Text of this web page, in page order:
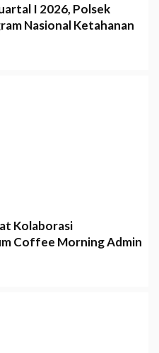
I 2026, Polsek
Nasional Ketahanan
Kolaborasi
Coffee Morning Admin